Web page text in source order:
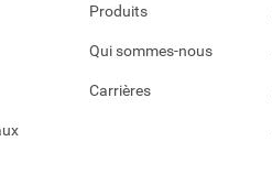
Produits
Qui sommes-nous
Carrières